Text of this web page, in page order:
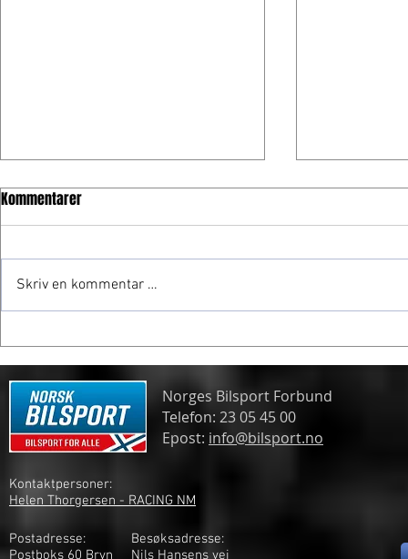
Kommentarer
Skriv en kommentar …
Norges Bilsport Forbund
Telefon: 23 05 45 00
Epost: info@bilsport.no
Postadresse:
Postboks 60 Bryn
Besøksadresse:
Nils Hansens vei
Kontaktpersoner:
Helen Thorgersen - RACING NM